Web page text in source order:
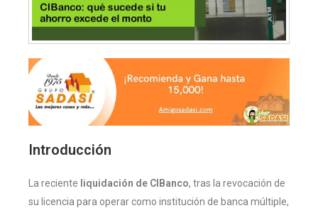
Introducción
La reciente liquidación de CIBanco, tras la revocación de
su licencia para operar como institución de banca múltiple,